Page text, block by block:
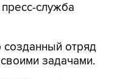
служба
созданный отряд
задачами.